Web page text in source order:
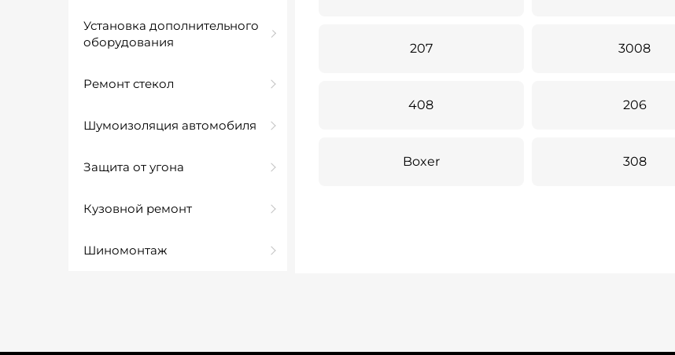
Установка дополнительного
оборудования
Ремонт стекол
Шумоизоляция автомобиля
Защита от угона
Кузовной ремонт
Шиномонтаж
207 3008
408 206
Boxer 308